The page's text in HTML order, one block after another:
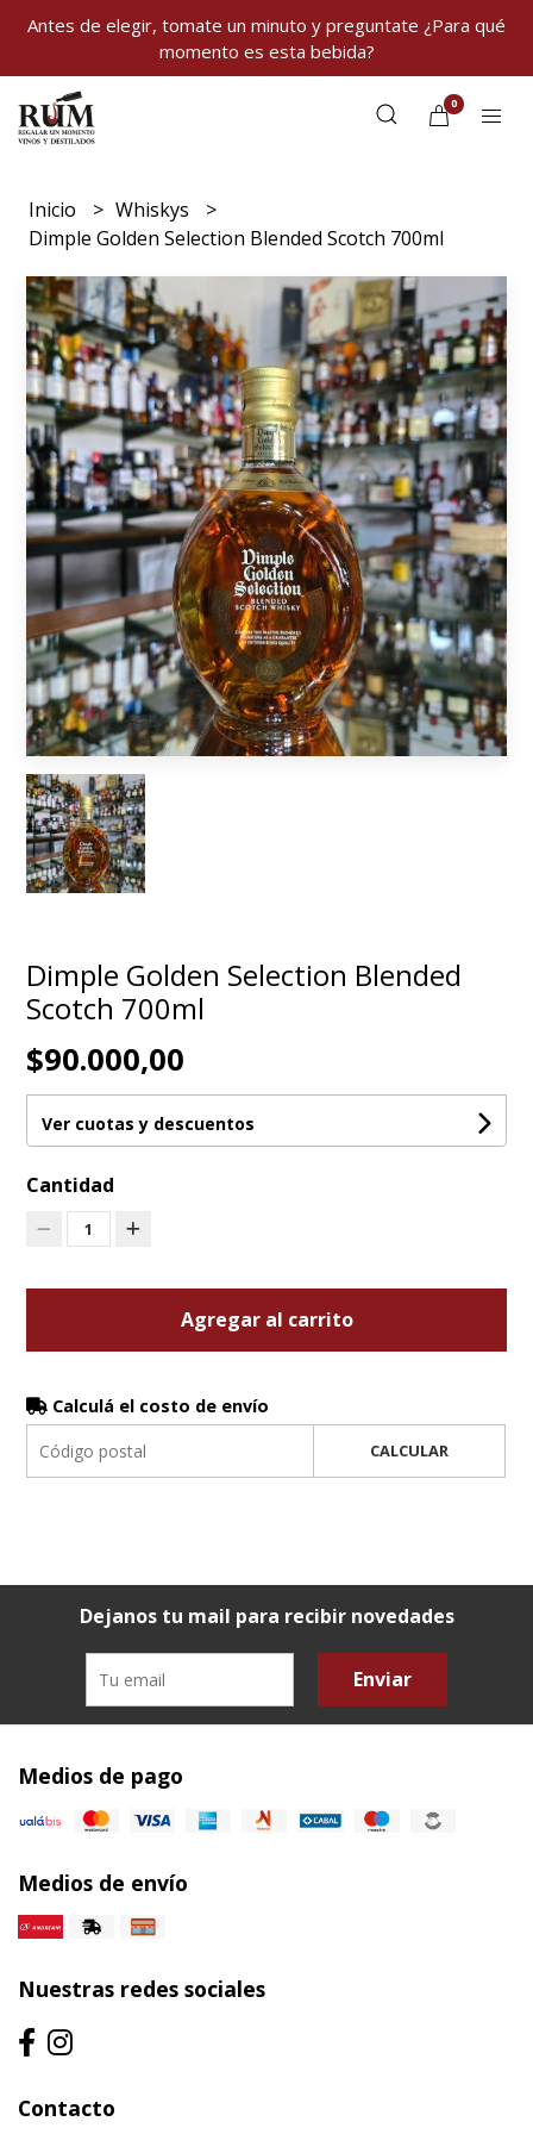
Antes de elegir, tomate un minuto y preguntate ¿Para qué
momento es esta bebida?
0
Inicio
Whiskys
Dimple Golden Selection Blended Scotch 700ml
Dimple Golden Selection Blended
Scotch 700ml
$90.000,00
Ver cuotas y descuentos
Cantidad
1
Agregar al carrito
Calculá el costo de envío
CALCULAR
Dejanos tu mail para recibir novedades
Enviar
Medios de pago
Medios de envío
Nuestras redes sociales
Contacto